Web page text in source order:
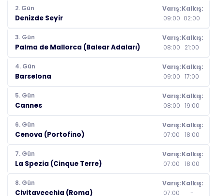
2. Gün
Denizde Seyir
Varış:
09:00
Kalkış:
02:00
3. Gün
Palma de Mallorca (Balear Adaları)
Varış:
08:00
Kalkış:
21:00
4. Gün
Barselona
Varış:
09:00
Kalkış:
17:00
5. Gün
Cannes
Varış:
08:00
Kalkış:
19:00
6. Gün
Cenova (Portofino)
Varış:
07:00
Kalkış:
18:00
7. Gün
La Spezia (Cinque Terre)
Varış:
07:00
Kalkış:
18:00
8. Gün
Civitavecchia (Roma)
Varış:
07:00
Kalkış:
-